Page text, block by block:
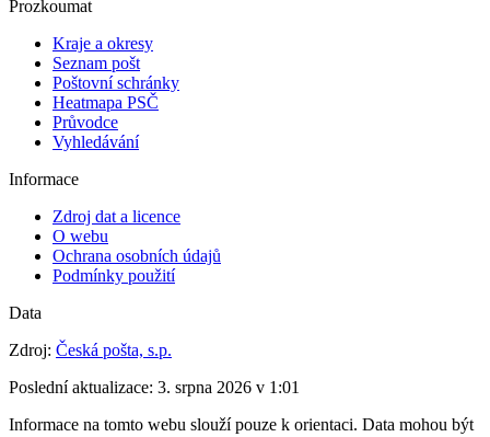
Prozkoumat
Kraje a okresy
Seznam pošt
Poštovní schránky
Heatmapa PSČ
Průvodce
Vyhledávání
Informace
Zdroj dat a licence
O webu
Ochrana osobních údajů
Podmínky použití
Data
Zdroj: Česká pošta, s.p.
Poslední aktualizace: 3. srpna 2026 v 1:01
Informace na tomto webu slouží pouze k orientaci. Data mohou být